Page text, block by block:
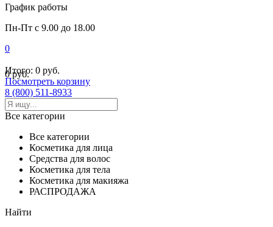
График работы
Пн-Пт с 9.00 до 18.00
0
0 руб.
Итого: 0 руб.
Посмотреть корзину
8 (800) 511-8933
Все категории
Все категории
Косметика для лица
Средства для волос
Косметика для тела
Косметика для макияжа
РАСПРОДАЖА
Найти